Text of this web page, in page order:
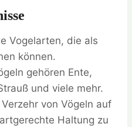
Vogelarten, die als
können.
gehören Ente,
und viele mehr.
von Vögeln auf
Haltung zu